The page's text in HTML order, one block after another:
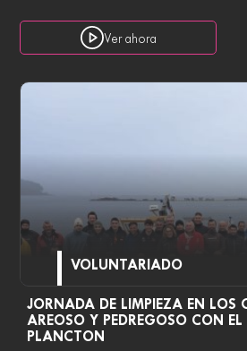
Ver ahora
VOLUNTARIADO
JORNADA DE LIMPIEZA EN LOS
AREOSO Y PEDREGOSO CON
PLANCTON